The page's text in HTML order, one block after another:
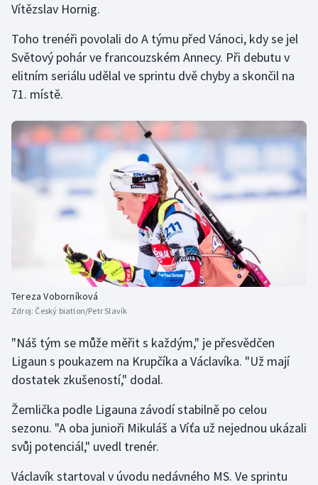
Stolní tenis
Triatlon
Veslování
Volejbal
Ostatní
Vítězslav Hornig.
Toho trenéři povolali do A týmu před Vánoci, kdy se jel
Světový pohár ve francouzském Annecy. Při debutu v
elitním seriálu udělal ve sprintu dvě chyby a skončil na
71. místě.
Tereza Voborníková
Zdroj: Český biatlon/Petr Slavík
"Náš tým se může měřit s každým," je přesvědčen
Ligaun s poukazem na Krupčíka a Václavíka. "Už mají
dostatek zkušeností," dodal.
Žemlička podle Ligauna závodí stabilně po celou
sezonu. "A oba junioři Mikuláš a Víťa už nejednou ukázali
svůj potenciál," uvedl trenér.
Václavík startoval v úvodu nedávného MS. Ve sprintu